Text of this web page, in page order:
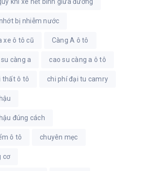
bị nhiễm nước
xe ô tô cũ Càng A ô tô
càng a cao su càng a ô tô
thất ô tô chi phí đại tu camry
đúng cách
ô tô chuyên mẹc
cơ